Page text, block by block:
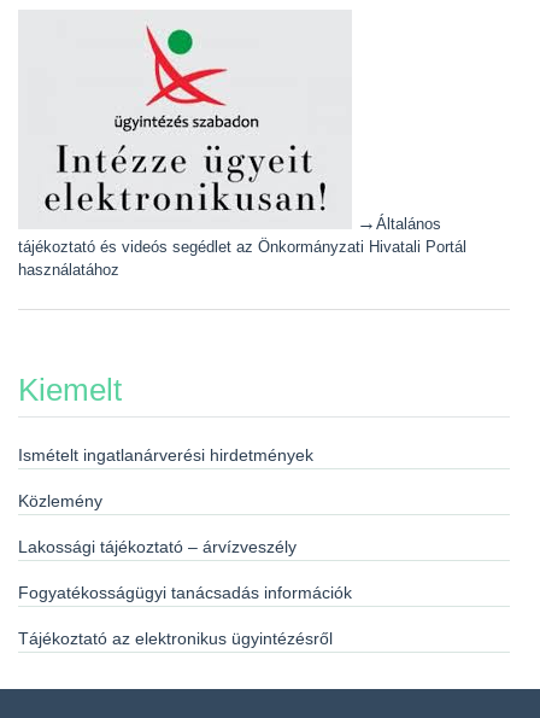
→ Általános
tájékoztató és videós segédlet az Önkormányzati Hivatali Portál
használatához
Kiemelt
Ismételt ingatlanárverési hirdetmények
Közlemény
Lakossági tájékoztató – árvízveszély
Fogyatékosságügyi tanácsadás információk
Tájékoztató az elektronikus ügyintézésről